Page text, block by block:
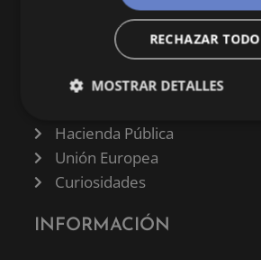
Finanzas
Derecho
Hacienda Pública
Unión Europea
Curiosidades
INFORMACIÓN
RECHAZAR TODO
MOSTRAR DETALLES